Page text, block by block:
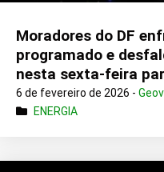
Moradores do DF
programado e
nesta sexta-feira
6 de fevereiro de 2026 -
ENERGIA